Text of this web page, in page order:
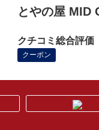
とやの屋 MID
クチコミ総合評価
クーポン